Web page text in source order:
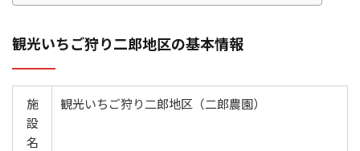
観光いちご狩り二郎地区の基本情報
施
設
名
観光いちご狩り二郎地区（二郎農園）